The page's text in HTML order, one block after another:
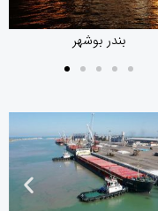
بندر انزلی
بندر بوشهر